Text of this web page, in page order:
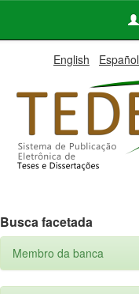
English Español
Busca facetada
Membro da banca